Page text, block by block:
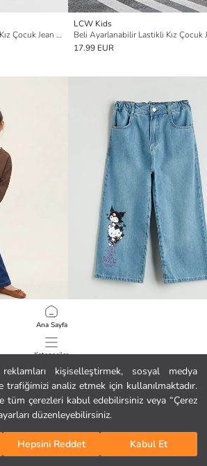
kişiselleştirmek, sosyal medya
trafiğimizi analiz etmek için kullanılmaktadır.
tüm çerezleri kabul edebilirsiniz veya “Çerez
düzenleyebilirsiniz.
Hepsini Reddet Kabul Et
Ana Sayfa
Kategoriler
Sepetim
Beli Lastikli Fiyonk Nakışlı Kız Çocuk Jean Pantolon
LCW Kids
17.99 EUR
Pantolon
1/ 69